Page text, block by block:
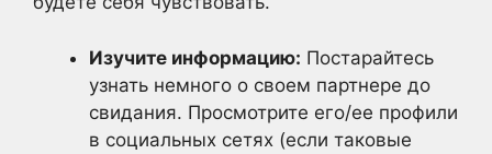
Изучите информацию: Постарайтесь
узнать немного о своем партнере до
свидания. Просмотрите его/ее профили
в социальных сетях (если таковые